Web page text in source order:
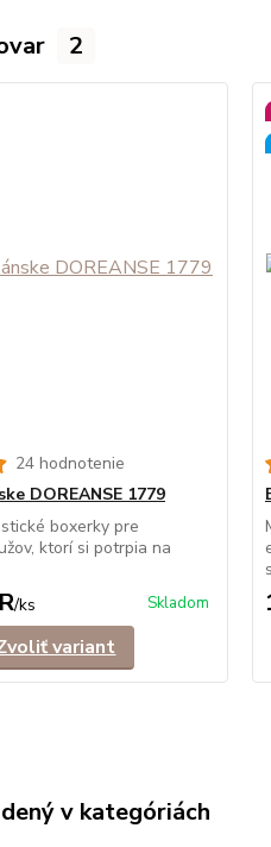
2
24 hodnotenie
DOREANSE 1779
boxerky pre
ktorí si potrpia na
/ks Skladom
variant
v kategóriách